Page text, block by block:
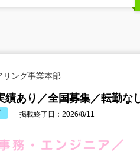
ング事業本部
あり／全国募集／転勤な
掲載終了日：2026/8/11